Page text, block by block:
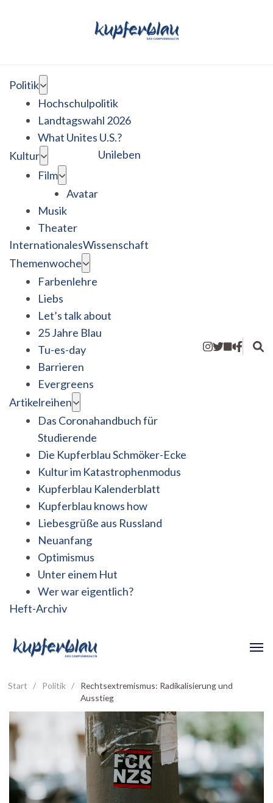
Politik
Hochschulpolitik
Landtagswahl 2026
What Unites U.S.?
Kultur
Film
Avatar
Musik
Theater
Unileben
InternationalesWissenschaft
Themenwoche
Farbenlehre
Liebs
Let’s talk about
25 Jahre Blau
Tu-es-day
Barrieren
Evergreens
Artikelreihen
Das Coronahandbuch für
Studierende
Die Kupferblau Schmöker-Ecke
Kultur im Katastrophenmodus
Kupferblau Kalenderblatt
Kupferblau knows how
Liebesgrüße aus Russland
Neuanfang
Optimismus
Unter einem Hut
Wer war eigentlich?
Heft-Archiv
Start / Politik /
Rechtsextremismus: Radikalisierung und
Ausstieg